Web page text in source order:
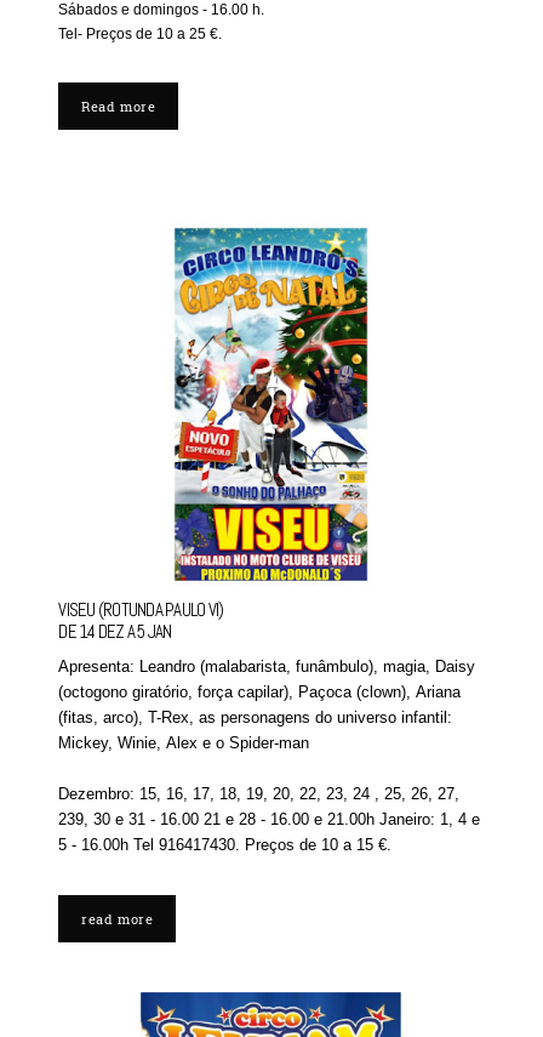
Sábados e domingos - 16.00 h.
Tel- Preços de 10 a 25 €.
Read more
VISEU (ROTUNDA PAULO VI)
DE 14 DEZ A 5 JAN
Apresenta: Leandro (malabarista, funâmbulo), magia, Daisy
(octogono giratório, força capilar), Paçoca (clown), Ariana
(fitas, arco), T-Rex, as personagens do universo infantil:
Mickey, Winie, Alex e o Spider-man
Dezembro: 15, 16, 17, 18, 19, 20, 22, 23, 24 , 25, 26, 27,
239, 30 e 31 - 16.00 21 e 28 - 16.00 e 21.00h Janeiro: 1, 4 e
5 - 16.00h Tel 916417430. Preços de 10 a 15 €.
read more